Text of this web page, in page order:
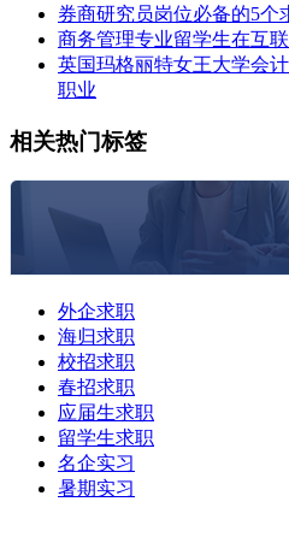
券商研究员岗位必备的5个
商务管理专业留学生在互
英国玛格丽特女王大学会
职业
相关热门标签
外企求职
海归求职
校招求职
春招求职
应届生求职
留学生求职
名企实习
暑期实习